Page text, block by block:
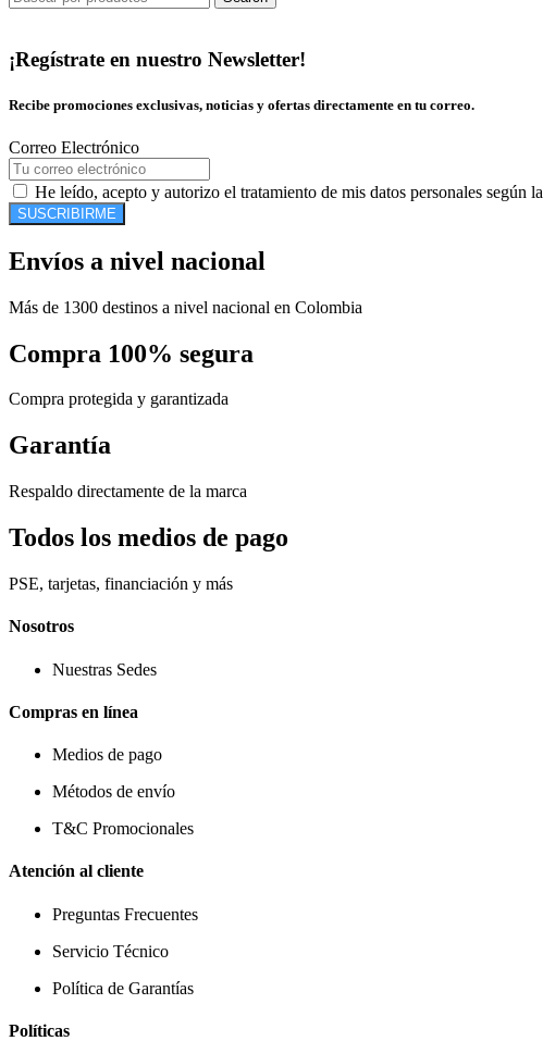
¡Regístrate en nuestro Newsletter!
Recibe promociones exclusivas, noticias y ofertas directamente en tu correo.
Correo Electrónico
He leído, acepto y autorizo el tratamiento de mis datos personales según la
SUSCRIBIRME
Envíos a nivel nacional
Más de 1300 destinos a nivel nacional en Colombia
Compra 100% segura
Compra protegida y garantizada
Garantía
Respaldo directamente de la marca
Todos los medios de pago
PSE, tarjetas, financiación y más
Nosotros
Nuestras Sedes
Compras en línea
Medios de pago
Métodos de envío
T&C Promocionales
Atención al cliente
Preguntas Frecuentes
Servicio Técnico
Política de Garantías
Políticas